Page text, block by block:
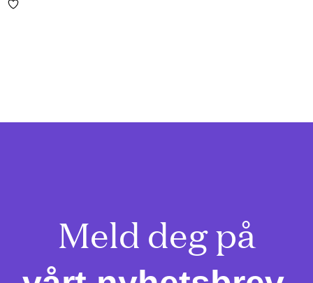
Meld deg på